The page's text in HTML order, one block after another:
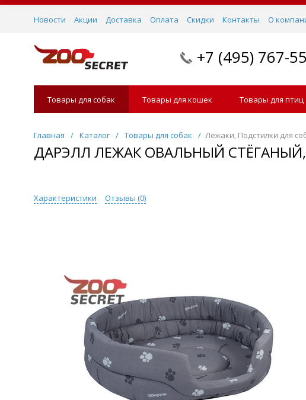
Новости Акции Доставка Оплата Скидки Контакты О
+7 (495) 767-
Товары для собак Товары для кошек Товары для птиц
Главная / Каталог / Товары для собак / Лежаки, Подстилки для
ДАРЭЛЛ ЛЕЖАК ОВАЛЬНЫЙ
Характеристики Отзывы (0)